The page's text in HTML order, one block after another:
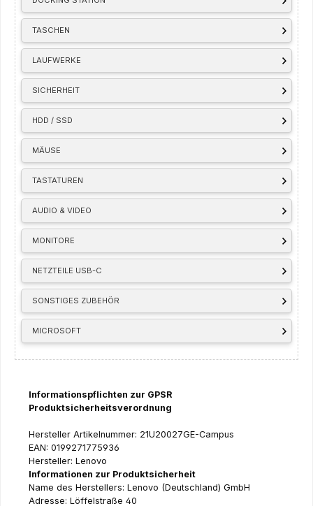
TASCHEN
LAUFWERKE
SICHERHEIT
HDD / SSD
MÄUSE
TASTATUREN
AUDIO & VIDEO
MONITORE
NETZTEILE USB-C
SONSTIGES ZUBEHÖR
MICROSOFT
Informationspflichten zur GPSR
Produktsicherheitsverordnung
Hersteller Artikelnummer: 21U20027GE-Campus
EAN: 0199271775936
Hersteller: Lenovo
Informationen zur Produktsicherheit
Name des Herstellers: Lenovo (Deutschland) GmbH
Adresse: Löffelstraße 40